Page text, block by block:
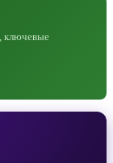
ключевые